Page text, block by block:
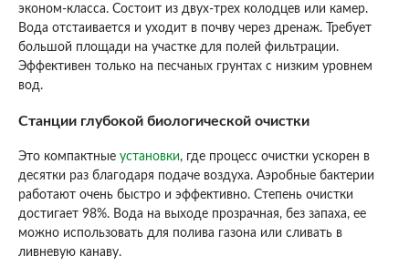
эконом-класса. Состоит из двух-трех колодцев или камер.
Вода отстаивается и уходит в почву через дренаж. Требует
большой площади на участке для полей фильтрации.
Эффективен только на песчаных грунтах с низким уровнем
вод.
Станции глубокой биологической очистки
Это компактные установки, где процесс очистки ускорен в
десятки раз благодаря подаче воздуха. Аэробные бактерии
работают очень быстро и эффективно. Степень очистки
достигает 98%. Вода на выходе прозрачная, без запаха, ее
можно использовать для полива газона или сливать в
ливневую канаву.